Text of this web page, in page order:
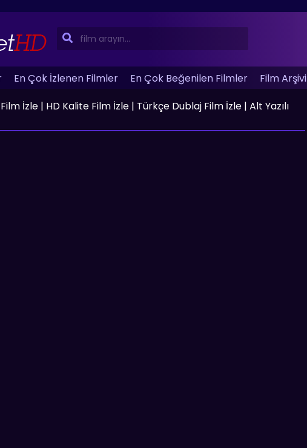
En Çok İzlenen Filmler En Çok Beğenilen Filmler Film Arşivi
İzle | HD Kalite Film İzle | Türkçe Dublaj Film İzle | Alt Yazılı